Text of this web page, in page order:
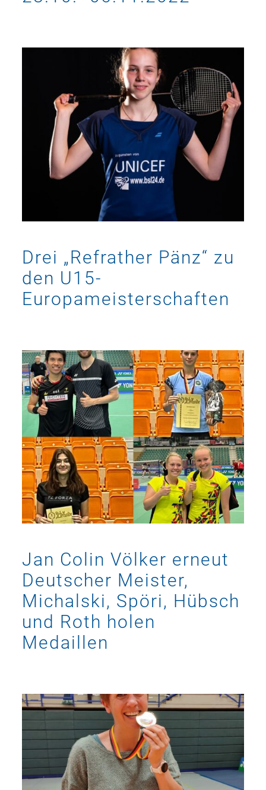
Drei „Refrather Pänz“ zu
den U15-
Europameisterschaften
Jan Colin Völker erneut
Deutscher Meister,
Michalski, Spöri, Hübsch
und Roth holen
Medaillen